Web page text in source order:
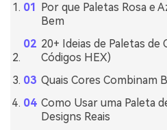
Por que Paletas Rosa e
Bem
20+ Ideias de Paletas de
Códigos HEX)
Quais Cores Combinam
Como Usar uma Paleta
Designs Reais